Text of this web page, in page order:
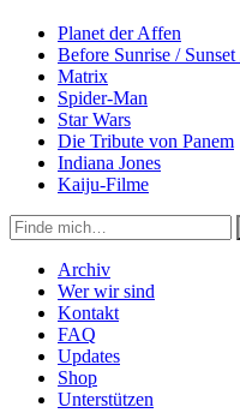
Planet der Affen
Before Sunrise /
Matrix
Spider-Man
Star Wars
Die Tribute von Panem
Indiana Jones
Kaiju-Filme
Suche
in
https://secondunit-
podcast.de/
Archiv
Wer wir sind
Kontakt
FAQ
Updates
Shop
Unterstützen